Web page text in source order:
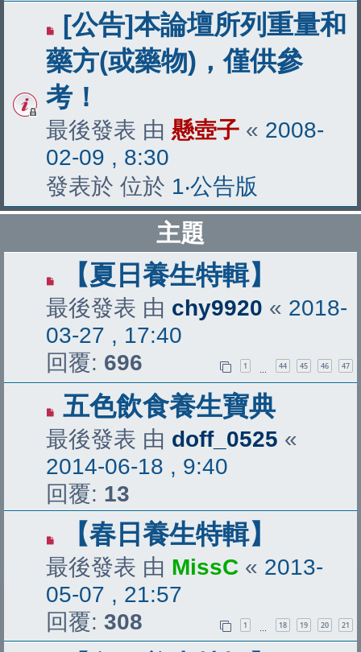
[公告]本論壇所列重量和
藥方(或藥物)，僅供參
考！
最後發表 由 懸壺子 « 2008-
02-09 , 8:30
發表於 位於 1‧公告版
主題
【夏日養生特輯】
最後發表 由 chy9920 « 2018-
03-27 , 17:40
回覆: 696 1 44 45 46 47
五色飲食養生寶典
最後發表 由 doff_0525 «
2014-06-18 , 9:40
回覆: 13
【春日養生特輯】
最後發表 由 MissC « 2013-
05-07 , 21:57
回覆: 308 1 … 18 19 20 21